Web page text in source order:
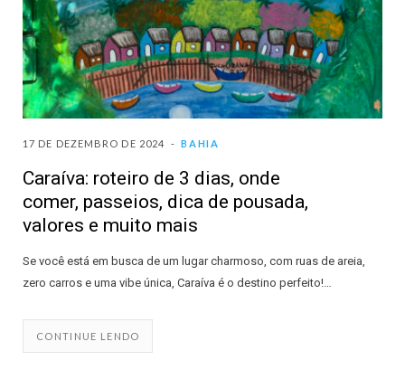
BAHIA
17 DE DEZEMBRO DE 2024
Caraíva: roteiro de 3 dias, onde
comer, passeios, dica de pousada,
valores e muito mais
Se você está em busca de um lugar charmoso, com ruas de areia,
zero carros e uma vibe única, Caraíva é o destino perfeito!…
CONTINUE LENDO